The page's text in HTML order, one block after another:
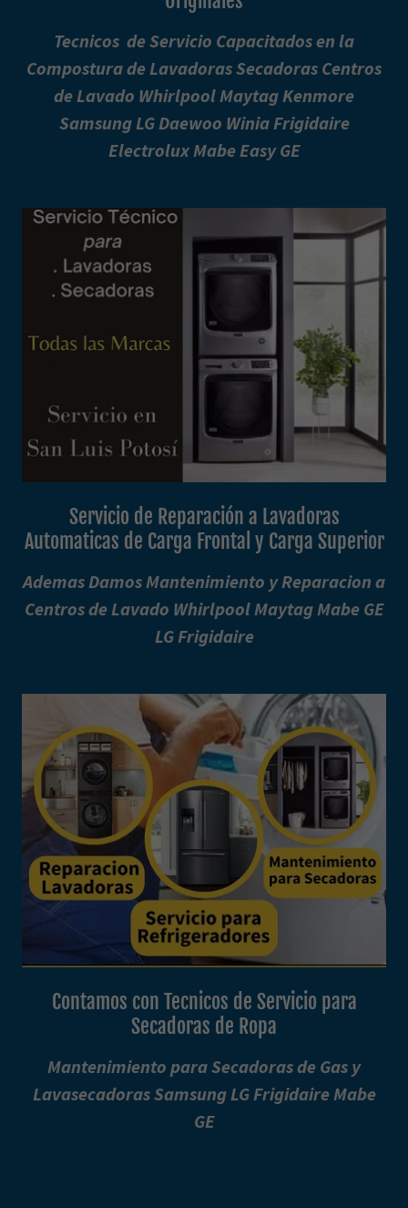
Tecnicos de Servicio Capacitados en la
Compostura de Lavadoras Secadoras Centros
de Lavado Whirlpool Maytag Kenmore
Samsung LG Daewoo Winia Frigidaire
Electrolux Mabe Easy GE
Servicio de Reparación a Lavadoras
Automaticas de Carga Frontal y Carga Superior
Ademas Damos Mantenimiento y Reparacion a
Centros de Lavado Whirlpool Maytag Mabe GE
LG Frigidaire
Contamos con Tecnicos de Servicio para
Secadoras de Ropa
Mantenimiento para Secadoras de Gas y
Lavasecadoras Samsung LG Frigidaire Mabe
GE